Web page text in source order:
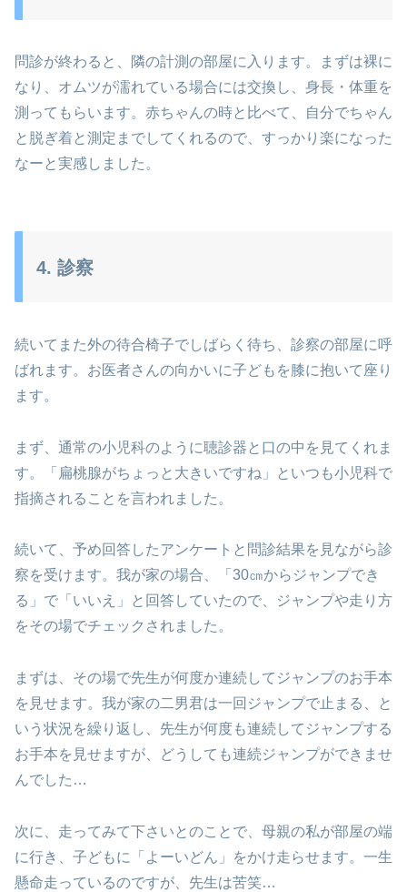
問診が終わると、隣の計測の部屋に入ります。まずは裸に
なり、オムツが濡れている場合には交換し、身長・体重を
測ってもらいます。赤ちゃんの時と比べて、自分でちゃん
と脱ぎ着と測定までしてくれるので、すっかり楽になった
なーと実感しました。
4. 診察
続いてまた外の待合椅子でしばらく待ち、診察の部屋に呼
ばれます。お医者さんの向かいに子どもを膝に抱いて座り
ます。
まず、通常の小児科のように聴診器と口の中を見てくれま
す。「扁桃腺がちょっと大きいですね」といつも小児科で
指摘されることを言われました。
続いて、予め回答したアンケートと問診結果を見ながら診
察を受けます。我が家の場合、「30㎝からジャンプでき
る」で「いいえ」と回答していたので、ジャンプや走り方
をその場でチェックされました。
まずは、その場で先生が何度か連続してジャンプのお手本
を見せます。我が家の二男君は一回ジャンプで止まる、と
いう状況を繰り返し、先生が何度も連続してジャンプする
お手本を見せますが、どうしても連続ジャンプができませ
んでした…
次に、走ってみて下さいとのことで、母親の私が部屋の端
に行き、子どもに「よーいどん」をかけ走らせます。一生
懸命走っているのですが、先生は苦笑…